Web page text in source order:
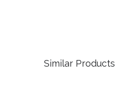
Similar Products